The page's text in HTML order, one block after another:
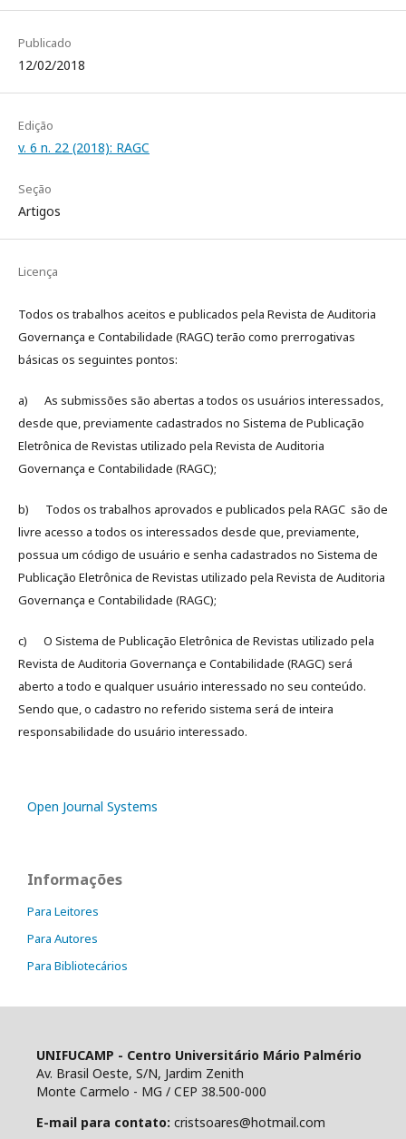
Publicado
12/02/2018
Edição
v. 6 n. 22 (2018): RAGC
Seção
Artigos
Licença
Todos os trabalhos aceitos e publicados pela Revista de Auditoria
Governança e Contabilidade (RAGC) terão como prerrogativas
básicas os seguintes pontos:
a) As submissões são abertas a todos os usuários interessados,
desde que, previamente cadastrados no Sistema de Publicação
Eletrônica de Revistas utilizado pela Revista de Auditoria
Governança e Contabilidade (RAGC);
b) Todos os trabalhos aprovados e publicados pela RAGC são de
livre acesso a todos os interessados desde que, previamente,
possua um código de usuário e senha cadastrados no Sistema de
Publicação Eletrônica de Revistas utilizado pela Revista de Auditoria
Governança e Contabilidade (RAGC);
c) O Sistema de Publicação Eletrônica de Revistas utilizado pela
Revista de Auditoria Governança e Contabilidade (RAGC) será
aberto a todo e qualquer usuário interessado no seu conteúdo.
Sendo que, o cadastro no referido sistema será de inteira
responsabilidade do usuário interessado.
Open Journal Systems
Informações
Para Leitores
Para Autores
Para Bibliotecários
UNIFUCAMP - Centro Universitário Mário Palmério
Av. Brasil Oeste, S/N, Jardim Zenith
Monte Carmelo - MG / CEP 38.500-000
E-mail para contato: cristsoares@hotmail.com